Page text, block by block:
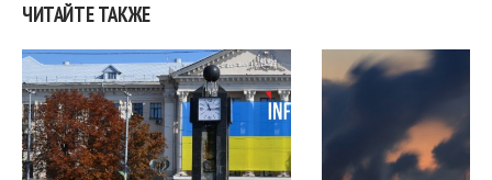
ЧИТАЙТЕ ТАКЖЕ